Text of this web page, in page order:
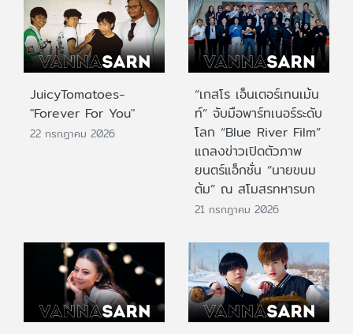
JuicyTomatoes-
"Forever For You"
22 กรกฎาคม 2026
“เกสโร เอ็นเตอร์เทนเม้น
ท์” จับมือพาร์ทเนอร์ระดับ
โลก “Blue River Film”
แถลงข่าวเปิดตัวภาพ
ยนตร์แอ็กชั่น “นายขนม
ต้ม” ณ สโมสรทหารบก
21 กรกฎาคม 2026